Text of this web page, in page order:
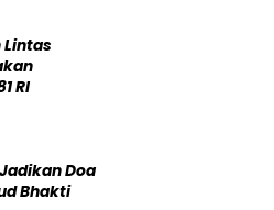
Lintas
RI
Doa
Bhakti